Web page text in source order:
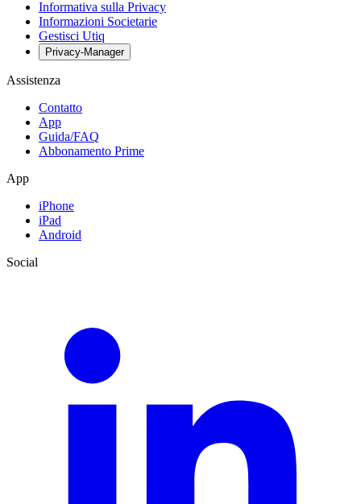
Informativa sulla Privacy
Informazioni Societarie
Gestisci Utiq
Privacy-Manager
Assistenza
Contatto
App
Guida/FAQ
Abbonamento Prime
App
iPhone
iPad
Android
Social